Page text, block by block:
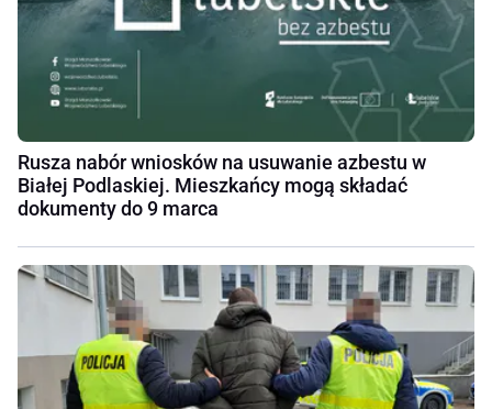
Rusza nabór wniosków na usuwanie azbestu w
Białej Podlaskiej. Mieszkańcy mogą składać
dokumenty do 9 marca